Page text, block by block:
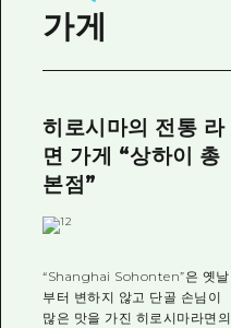
가게
히로시마의 전통 라
면 가게 “상하이 총
본점”
“Shanghai Sohonten”은 옛날
부터 변하지 않고 단골 손님이
많은 맛을 가진 히로시마라면의